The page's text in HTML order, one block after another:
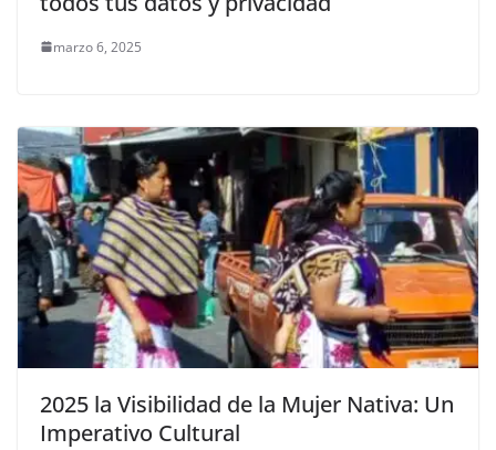
marzo 6, 2025
2025 la Visibilidad de la Mujer Nativa: Un
Imperativo Cultural